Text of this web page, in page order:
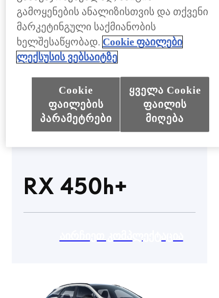
RX 450h+
გამოყენების ანალიზისთვის და თქვენი
მარკეტინგული საქმიანობის
ხელშესაწყობად. Cookie ფაილები
ლექსუსის ვებსაიტზე
Cookie
ფაილების
პარამეტრები
ყველა Cookie
ფაილის
მიღება